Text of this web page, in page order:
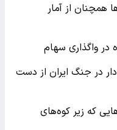
همچنان از آمار
در واگذاری سهام
سرنشین‌دار در جنگ ایران از دست
که زیر کوه‌های